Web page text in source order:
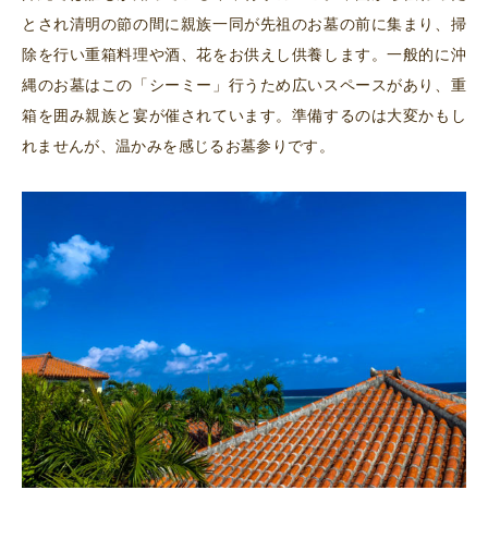
とされ清明の節の間に親族一同が先祖のお墓の前に集まり、掃
除を行い重箱料理や酒、花をお供えし供養します。一般的に沖
縄のお墓はこの「シーミー」行うため広いスペースがあり、重
箱を囲み親族と宴が催されています。準備するのは大変かもし
れませんが、温かみを感じるお墓参りです。